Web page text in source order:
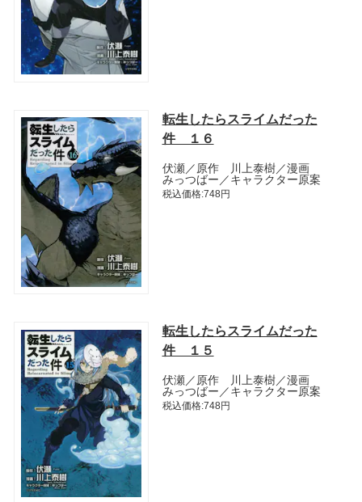
転生したらスライムだった
件 １６
伏瀬／原作 川上泰樹／漫画
みっつばー／キャラクター原案
税込価格:748円
転生したらスライムだった
件 １５
伏瀬／原作 川上泰樹／漫画
みっつばー／キャラクター原案
税込価格:748円